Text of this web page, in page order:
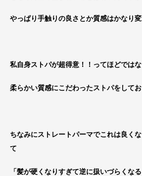
やっぱり手触りの良さとか質感はかなり
私自身ストパが超得意！！ってほどでは
柔らかい質感にこだわったストパをして
ちなみにストレートパーマでこれは良く
て
「髪が硬くなりすぎて逆に扱いづらくな